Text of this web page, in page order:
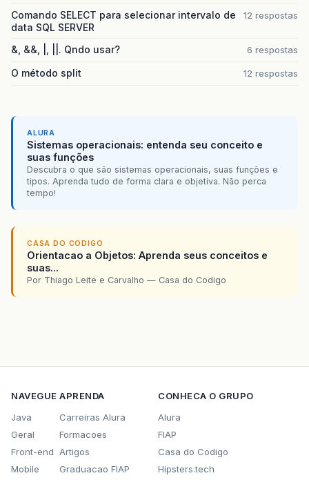
Comando SELECT para selecionar intervalo de
data SQL SERVER
12 respostas
&, &&, |, ||. Qndo usar? 6 respostas
O método split 12 respostas
ALURA
Sistemas operacionais: entenda seu conceito e
suas funções
Descubra o que são sistemas operacionais, suas funções e
tipos. Aprenda tudo de forma clara e objetiva. Não perca
tempo!
CASA DO CODIGO
Orientacao a Objetos: Aprenda seus conceitos e
suas...
Por Thiago Leite e Carvalho — Casa do Codigo
NAVEGUE
Java
Geral
Front-end
Mobile
APRENDA
Carreiras Alura
Formacoes
Artigos
Graduacao FIAP
CONHECA O GRUPO
Alura
FIAP
Casa do Codigo
Hipsters.tech